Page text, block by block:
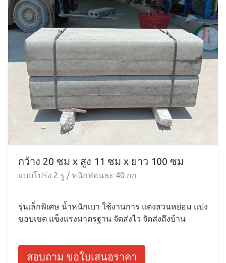
กว้าง 20 ซม x สูง 11 ซม x ยาว 100 ซม
แบบโปร่ง 2 รู / หนักท่อนละ 40 กก
รุ่นเล็กพิเศษ น้ำหนักเบา ใช้งานการ แต่งสวนหย่อม แบ่ง
ขอบเขต แข็งแรงมาตรฐาน จัดส่งไว จัดส่งถึงบ้าน
สอบถาม ขอใบเสนอราคา